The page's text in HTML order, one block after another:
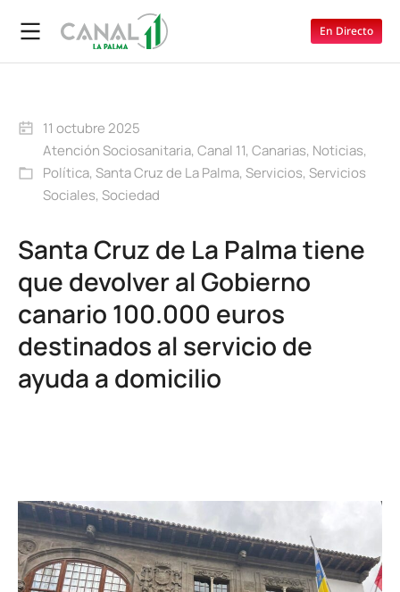
En Directo
11 octubre 2025
Atención Sociosanitaria, Canal 11, Canarias, Noticias,
Política, Santa Cruz de La Palma, Servicios, Servicios
Sociales, Sociedad
Santa Cruz de La Palma tiene
que devolver al Gobierno
canario 100.000 euros
destinados al servicio de
ayuda a domicilio